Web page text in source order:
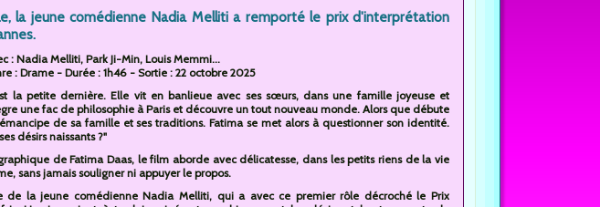
la jeune comédienne Nadia Melliti a remporté le prix d'interprétation
: Nadia Melliti, Park Ji-Min, Louis Memmi...
: Drame - Durée : 1h46 - Sortie : 22 octobre 2025
la petite dernière. Elle vit en banlieue avec ses sœurs, dans une famille joyeuse et
une fac de philosophie à Paris et découvre un tout nouveau monde. Alors que débute
de sa famille et ses traditions. Fatima se met alors à questionner son identité.
désirs naissants ?"
de Fatima Daas, le film aborde avec délicatesse, dans les petits riens de la vie
sans jamais souligner ni appuyer le propos.
de la jeune comédienne Nadia Melliti, qui a avec ce premier rôle décroché le Prix